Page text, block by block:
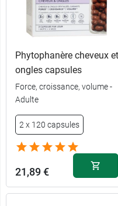
120 gélules +
60 offertes
24,49 €
12,98 €
Phytophanère cheveux et
ongles capsules
Force, croissance, volume -
Adulte
2 x 120 capsules
21,89 €